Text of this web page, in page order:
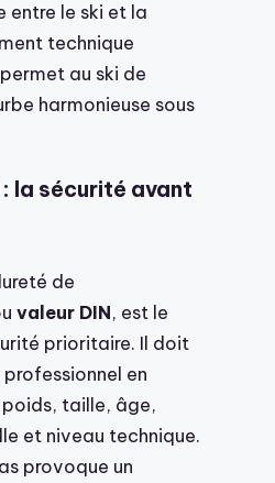
entre le ski et la
technique
au ski de
harmonieuse sous
: la sécurité avant
de
valeur DIN, est le
prioritaire. Il doit
en
taille, âge,
et niveau technique.
provoque un